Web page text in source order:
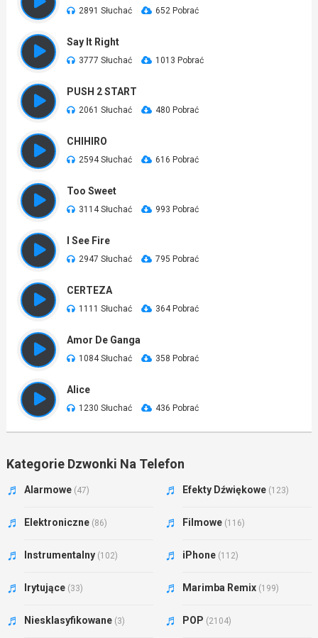
2891 Słuchać 652 Pobrać
Say It Right
3777 Słuchać 1013 Pobrać
PUSH 2 START
2061 Słuchać 480 Pobrać
CHIHIRO
2594 Słuchać 616 Pobrać
Too Sweet
3114 Słuchać 993 Pobrać
I See Fire
2947 Słuchać 795 Pobrać
CERTEZA
1111 Słuchać 364 Pobrać
Amor De Ganga
1084 Słuchać 358 Pobrać
Alice
1230 Słuchać 436 Pobrać
Kategorie Dzwonki Na Telefon
Alarmowe (47) Efekty Dźwiękowe (123)
Elektroniczne (86) Filmowe (116)
Instrumentalny (102) iPhone (112)
Irytujące (33) Marimba Remix (199)
Niesklasyfikowane (3) POP (2104)